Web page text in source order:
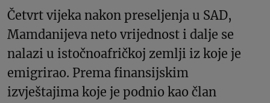
Četvrt vijeka nakon preseljenja u SAD,
Mamdanijeva neto vrijednost i dalje se
nalazi u istočnoafričkoj zemlji iz koje je
emigrirao. Prema finansijskim
izvještajima koje je podnio kao član